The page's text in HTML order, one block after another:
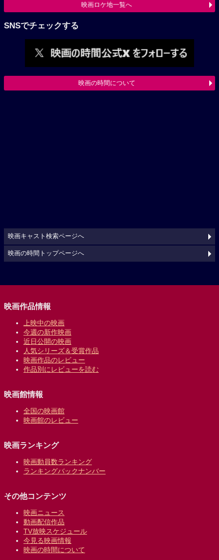
映画ロケ地一覧へ
SNSでチェックする
映画の時間について
映画キャスト検索ページへ
映画の時間トップページへ
映画作品情報
上映中の映画
今週の新作映画
近日公開の映画
人気シリーズ＆受賞作品
映画作品のレビュー
作品別にレビューを読む
映画館情報
全国の映画館
映画館のレビュー
映画ランキング
映画動員数ランキング
ランキングバックナンバー
その他コンテンツ
映画ニュース
動画配信作品
TV放映スケジュール
今見る映画情報
映画の時間について